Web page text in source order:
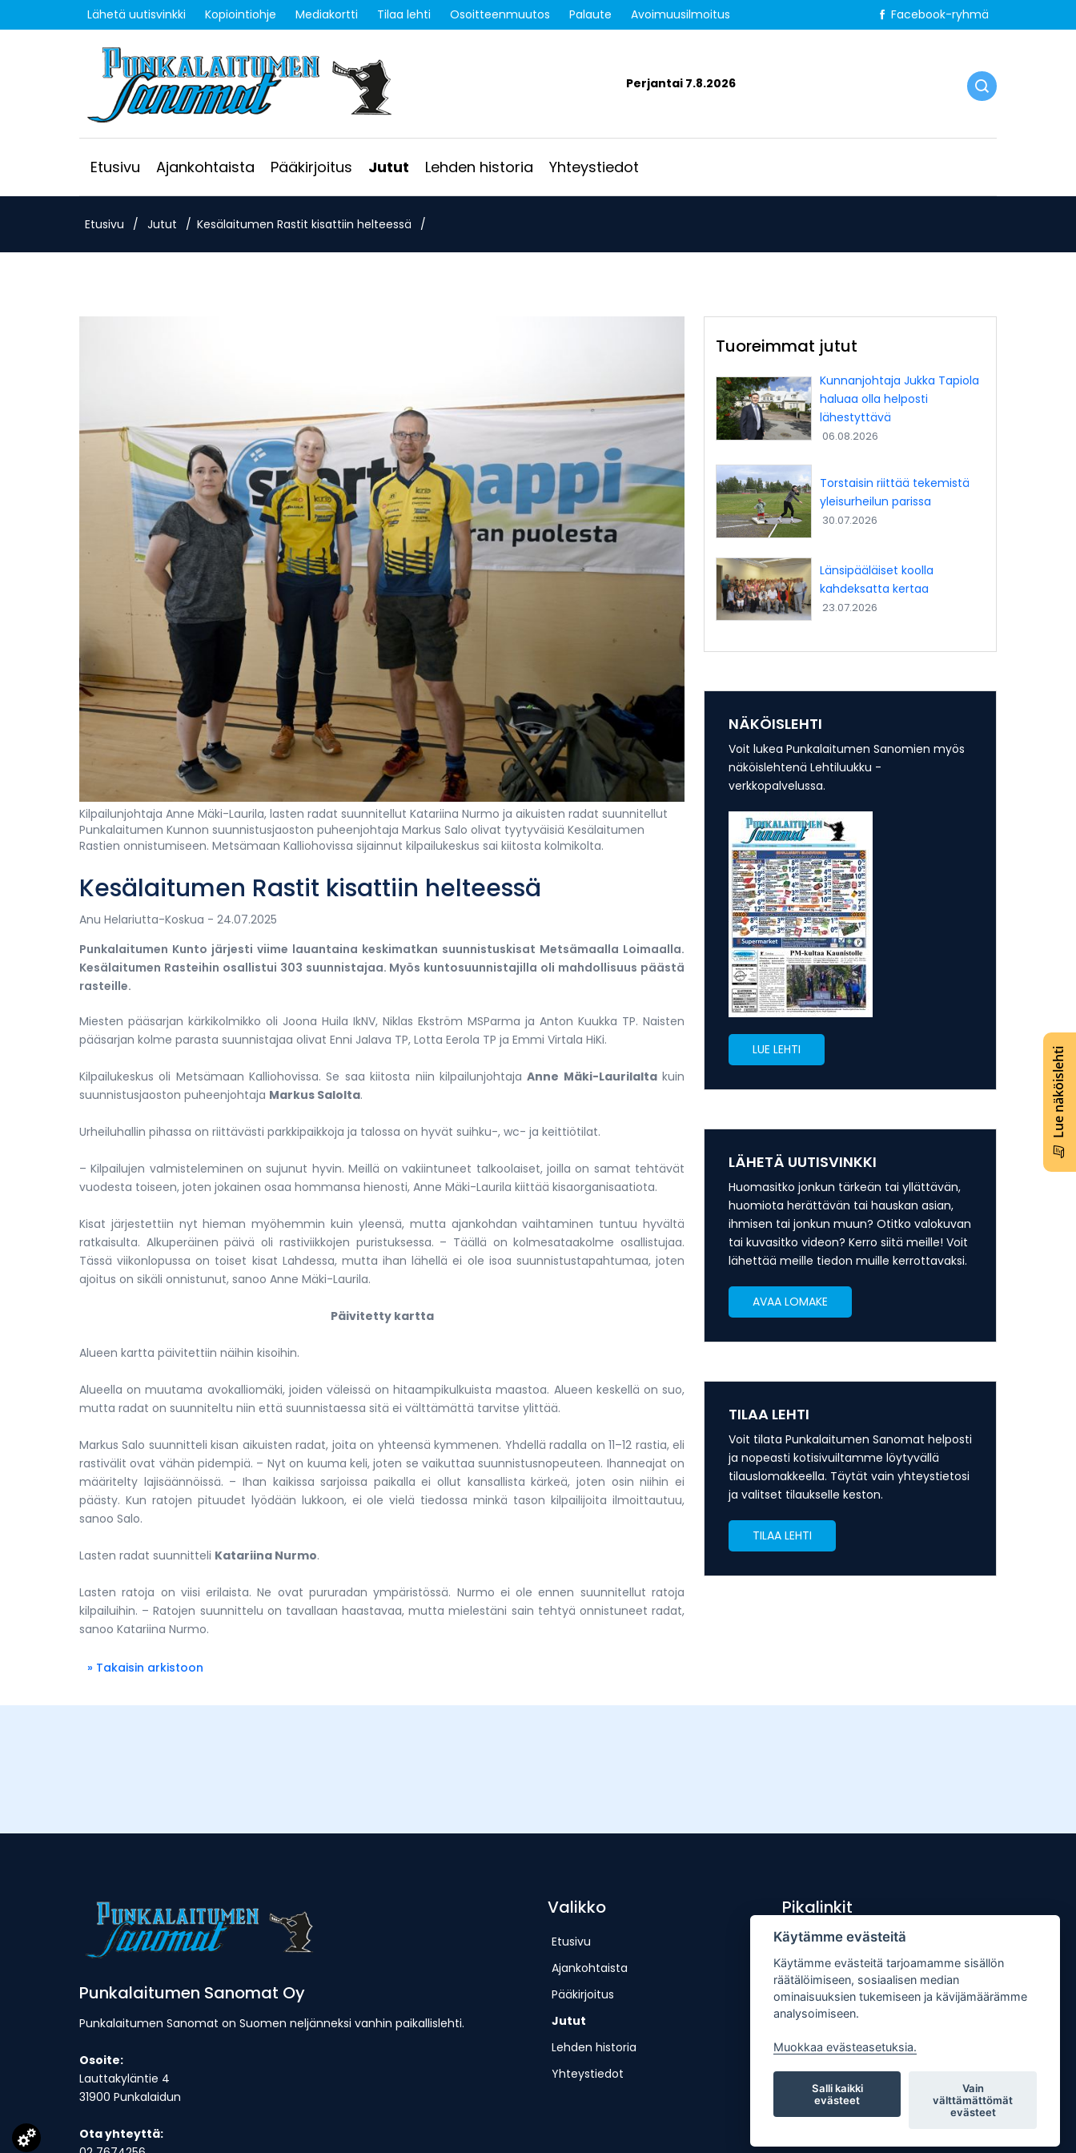
Lue näköislehti
Lähetä uutisvinkki Kopiointiohje Mediakortti Tilaa lehti Osoitteenmuutos Palaute Avoimuusilmoitus Facebook-ryhmä
Perjantai 7.8.2026
Etusivu Ajankohtaista Pääkirjoitus Jutut Lehden historia Yhteystiedot
Etusivu / Jutut / Kesälaitumen Rastit kisattiin helteessä /
Kilpailunjohtaja Anne Mäki-Laurila, lasten radat suunnitellut Katariina Nurmo ja aikuisten radat suunnitellut
Punkalaitumen Kunnon suunnistusjaoston puheenjohtaja Markus Salo olivat tyytyväisiä Kesälaitumen
Rastien onnistumiseen. Metsämaan Kalliohovissa sijainnut kilpailukeskus sai kiitosta kolmikolta.
Kesälaitumen Rastit kisattiin helteessä
Anu Helariutta-Koskua - 24.07.2025
Punkalaitumen Kunto järjesti viime lauantaina keskimatkan suunnistuskisat Metsämaalla Loimaalla.
Kesälaitumen Rasteihin osallistui 303 suunnistajaa. Myös kuntosuunnistajilla oli mahdollisuus päästä
rasteille.
Miesten pääsarjan kärkikolmikko oli Joona Huila IkNV, Niklas Ekström MSParma ja Anton Kuukka TP. Naisten
pääsarjan kolme parasta suunnistajaa olivat Enni Jalava TP, Lotta Eerola TP ja Emmi Virtala HiKi.
Kilpailukeskus oli Metsämaan Kalliohovissa. Se saa kiitosta niin kilpailunjohtajaAnne Mäki-Laurilaltakuin
suunnistusjaoston puheenjohtaja Markus Salolta.
Urheiluhallin pihassa on riittävästi parkkipaikkoja ja talossa on hyvät suihku-, wc- ja keittiötilat.
– Kilpailujen valmisteleminen on sujunut hyvin. Meillä on vakiintuneet talkoolaiset, joilla on samat tehtävät
vuodesta toiseen, joten jokainen osaa hommansa hienosti, Anne Mäki-Laurila kiittää kisaorganisaatiota.
Kisat järjestettiin nyt hieman myöhemmin kuin yleensä, mutta ajankohdan vaihtaminen tuntuu hyvältä
ratkaisulta. Alkuperäinen päivä oli rastiviikkojen puristuksessa. – Täällä on kolmesataakolme osallistujaa.
Tässä viikonlopussa on toiset kisat Lahdessa, mutta ihan lähellä ei ole isoa suunnistustapahtumaa, joten
ajoitus on sikäli onnistunut, sanoo Anne Mäki-Laurila.
Päivitetty kartta
Alueen kartta päivitettiin näihin kisoihin.
Alueella on muutama avokalliomäki, joiden väleissä on hitaampikulkuista maastoa. Alueen keskellä on suo,
mutta radat on suunniteltu niin että suunnistaessa sitä ei välttämättä tarvitse ylittää.
Markus Salo suunnitteli kisan aikuisten radat, joita on yhteensä kymmenen. Yhdellä radalla on 11–12 rastia, eli
rastivälit ovat vähän pidempiä. – Nyt on kuuma keli, joten se vaikuttaa suunnistusnopeuteen. Ihanneajat on
määritelty lajisäännöissä. – Ihan kaikissa sarjoissa paikalla ei ollut kansallista kärkeä, joten osin niihin ei
päästy. Kun ratojen pituudet lyödään lukkoon, ei ole vielä tiedossa minkä tason kilpailijoita ilmoittautuu,
sanoo Salo.
Lasten radat suunnitteli Katariina Nurmo.
Lasten ratoja on viisi erilaista. Ne ovat pururadan ympäristössä. Nurmo ei ole ennen suunnitellut ratoja
kilpailuihin. – Ratojen suunnittelu on tavallaan haastavaa, mutta mielestäni sain tehtyä onnistuneet radat,
sanoo Katariina Nurmo.
» Takaisin arkistoon
Tuoreimmat jutut
Kunnanjohtaja Jukka Tapiola
haluaa olla helposti
lähestyttävä
06.08.2026
Torstaisin riittää tekemistä
yleisurheilun parissa
30.07.2026
Länsipääläiset koolla
kahdeksatta kertaa
23.07.2026
NÄKÖISLEHTI
Voit lukea Punkalaitumen Sanomien myös
näköislehtenä Lehtiluukku -
verkkopalvelussa.
LUE LEHTI
LÄHETÄ UUTISVINKKI
Huomasitko jonkun tärkeän tai yllättävän,
huomiota herättävän tai hauskan asian,
ihmisen tai jonkun muun? Otitko valokuvan
tai kuvasitko videon? Kerro siitä meille! Voit
lähettää meille tiedon muille kerrottavaksi.
AVAA LOMAKE
TILAA LEHTI
Voit tilata Punkalaitumen Sanomat helposti
ja nopeasti kotisivuiltamme löytyvällä
tilauslomakkeella. Täytät vain yhteystietosi
ja valitset tilaukselle keston.
TILAA LEHTI
Punkalaitumen Sanomat Oy
Punkalaitumen Sanomat on Suomen neljänneksi vanhin paikallislehti.
Osoite:
Lauttakyläntie 4
31900 Punkalaidun
Ota yhteyttä:
Valikko
Etusivu
Ajankohtaista
Pääkirjoitus
Jutut
Lehden historia
Yhteystiedot
Pikalinkit
Lähetä uutisvinkki
Kopiointiohje
Mediakortti
Tilaa lehti
Osoitteenmuutos
Palaute
Käytämme evästeitä
Käytämme evästeitä tarjoamamme sisällön
räätälöimiseen, sosiaalisen median
ominaisuuksien tukemiseen ja kävijämäärämme
analysoimiseen.
Muokkaa evästeasetuksia.
Salli kaikki
evästeet
Vain
välttämättömät
evästeet